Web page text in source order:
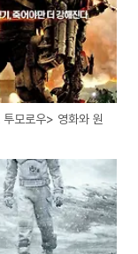
모로우> 영화와 원